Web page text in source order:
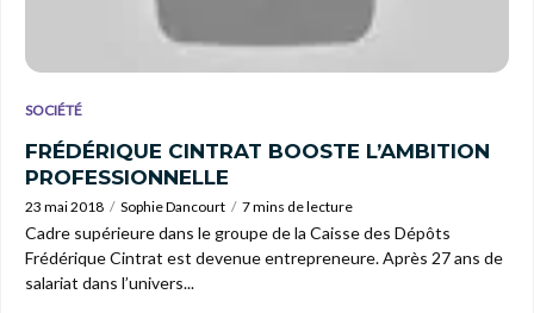
SOCIÉTÉ
FRÉDÉRIQUE CINTRAT BOOSTE L’AMBITION
PROFESSIONNELLE
23 mai 2018 Sophie Dancourt 7 mins de lecture
Cadre supérieure dans le groupe de la Caisse des Dépôts
Frédérique Cintrat est devenue entrepreneure. Après 27 ans de
salariat dans l’univers...